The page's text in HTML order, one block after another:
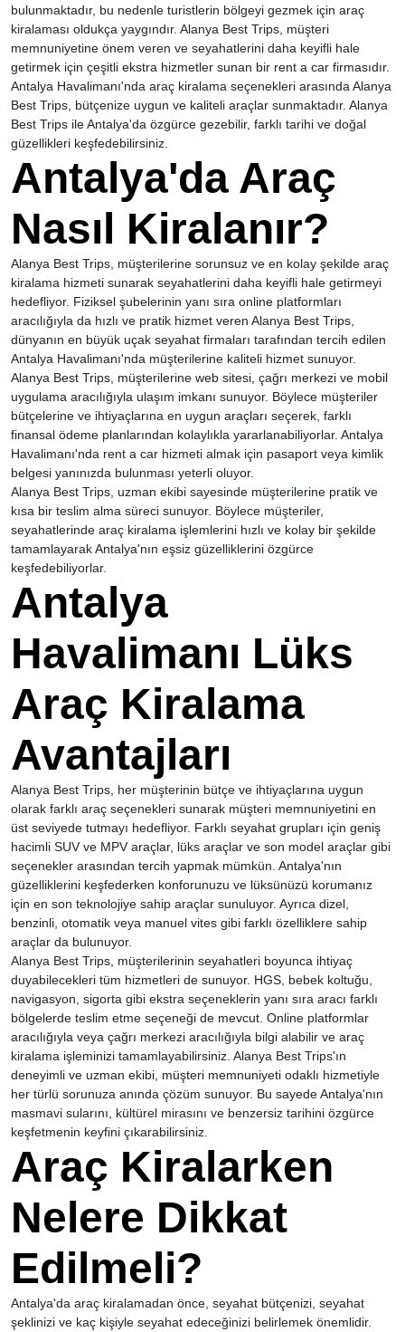
bulunmaktadır, bu nedenle turistlerin bölgeyi gezmek için araç
kiralaması oldukça yaygındır. Alanya Best Trips, müşteri
memnuniyetine önem veren ve seyahatlerini daha keyifli hale
getirmek için çeşitli ekstra hizmetler sunan bir rent a car firmasıdır.
Antalya Havalimanı'nda araç kiralama seçenekleri arasında Alanya
Best Trips, bütçenize uygun ve kaliteli araçlar sunmaktadır. Alanya
Best Trips ile Antalya'da özgürce gezebilir, farklı tarihi ve doğal
güzellikleri keşfedebilirsiniz.
Antalya'da Araç
Nasıl Kiralanır?
Alanya Best Trips, müşterilerine sorunsuz ve en kolay şekilde araç
kiralama hizmeti sunarak seyahatlerini daha keyifli hale getirmeyi
hedefliyor. Fiziksel şubelerinin yanı sıra online platformları
aracılığıyla da hızlı ve pratik hizmet veren Alanya Best Trips,
dünyanın en büyük uçak seyahat firmaları tarafından tercih edilen
Antalya Havalimanı'nda müşterilerine kaliteli hizmet sunuyor.
Alanya Best Trips, müşterilerine web sitesi, çağrı merkezi ve mobil
uygulama aracılığıyla ulaşım imkanı sunuyor. Böylece müşteriler
bütçelerine ve ihtiyaçlarına en uygun araçları seçerek, farklı
finansal ödeme planlarından kolaylıkla yararlanabiliyorlar. Antalya
Havalimanı'nda rent a car hizmeti almak için pasaport veya kimlik
belgesi yanınızda bulunması yeterli oluyor.
Alanya Best Trips, uzman ekibi sayesinde müşterilerine pratik ve
kısa bir teslim alma süreci sunuyor. Böylece müşteriler,
seyahatlerinde araç kiralama işlemlerini hızlı ve kolay bir şekilde
tamamlayarak Antalya'nın eşsiz güzelliklerini özgürce
keşfedebiliyorlar.
Antalya
Havalimanı Lüks
Araç Kiralama
Avantajları
Alanya Best Trips, her müşterinin bütçe ve ihtiyaçlarına uygun
olarak farklı araç seçenekleri sunarak müşteri memnuniyetini en
üst seviyede tutmayı hedefliyor. Farklı seyahat grupları için geniş
hacimli SUV ve MPV araçlar, lüks araçlar ve son model araçlar gibi
seçenekler arasından tercih yapmak mümkün. Antalya'nın
güzelliklerini keşfederken konforunuzu ve lüksünüzü korumanız
için en son teknolojiye sahip araçlar sunuluyor. Ayrıca dizel,
benzinli, otomatik veya manuel vites gibi farklı özelliklere sahip
araçlar da bulunuyor.
Alanya Best Trips, müşterilerinin seyahatleri boyunca ihtiyaç
duyabilecekleri tüm hizmetleri de sunuyor. HGS, bebek koltuğu,
navigasyon, sigorta gibi ekstra seçeneklerin yanı sıra aracı farklı
bölgelerde teslim etme seçeneği de mevcut. Online platformlar
aracılığıyla veya çağrı merkezi aracılığıyla bilgi alabilir ve araç
kiralama işleminizi tamamlayabilirsiniz. Alanya Best Trips'ın
deneyimli ve uzman ekibi, müşteri memnuniyeti odaklı hizmetiyle
her türlü sorunuza anında çözüm sunuyor. Bu sayede Antalya'nın
masmavi sularını, kültürel mirasını ve benzersiz tarihini özgürce
keşfetmenin keyfini çıkarabilirsiniz.
Araç Kiralarken
Nelere Dikkat
Edilmeli?
Antalya'da araç kiralamadan önce, seyahat bütçenizi, seyahat
şeklinizi ve kaç kişiyle seyahat edeceğinizi belirlemek önemlidir.